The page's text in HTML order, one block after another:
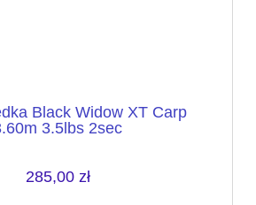
Black Widow XT Carp
3.5lbs 2sec
285,00 zł